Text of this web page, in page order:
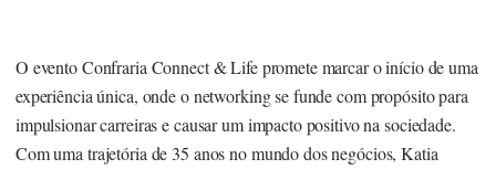
O evento Confraria Connect & Life promete marcar o início de uma
experiência única, onde o networking se funde com propósito para
impulsionar carreiras e causar um impacto positivo na sociedade.
Com uma trajetória de 35 anos no mundo dos negócios, Katia